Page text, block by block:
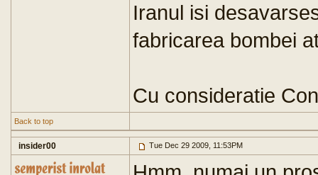
Iranul isi
fabricarea bombei
Cu consideratie
Back to top
insider00 Tue Dec 29 2009, 11:53PM